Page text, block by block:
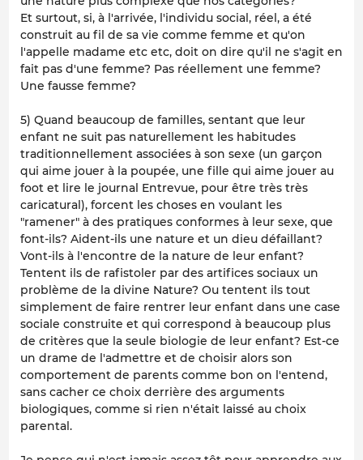
Et surtout, si, à l'arrivée, l'individu social, réel, a été
construit au fil de sa vie comme femme et qu'on
l'appelle madame etc etc, doit on dire qu'il ne s'agit en
fait pas d'une femme? Pas réellement une femme?
Une fausse femme?
5) Quand beaucoup de familles, sentant que leur
enfant ne suit pas naturellement les habitudes
traditionnellement associées à son sexe (un garçon
qui aime jouer à la poupée, une fille qui aime jouer au
foot et lire le journal Entrevue, pour être très très
caricatural), forcent les choses en voulant les
"ramener" à des pratiques conformes à leur sexe, que
font-ils? Aident-ils une nature et un dieu défaillant?
Vont-ils à l'encontre de la nature de leur enfant?
Tentent ils de rafistoler par des artifices sociaux un
problème de la divine Nature? Ou tentent ils tout
simplement de faire rentrer leur enfant dans une case
sociale construite et qui correspond à beaucoup plus
de critères que la seule biologie de leur enfant? Est-ce
un drame de l'admettre et de choisir alors son
comportement de parents comme bon on l'entend,
sans cacher ce choix derrière des arguments
biologiques, comme si rien n'était laissé au choix
parental.